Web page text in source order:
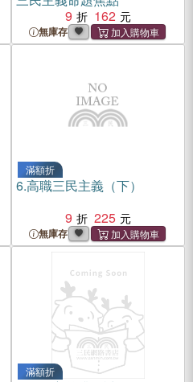
9
162
無庫存
滿額折
6.高職三民主義（下）
9
225
無庫存
滿額折